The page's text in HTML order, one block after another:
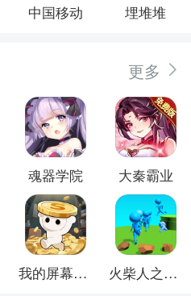
中国移动 埋堆堆
更多
魂器学院 大秦霸业
我的屏幕在喷钱 火柴人之觉醒年代